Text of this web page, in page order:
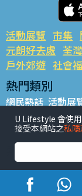
活動展覽 市集
元朗好去處 荃
戶外郊遊 社會
熱門類別
網民熱話 活動展
銅鑼灣好去處 元
餐廳情報 戶外郊
熱門標籤
#UGO搵好去處 #
#親子玩樂好去處
U Lifestyle 會使
接受本網站之私